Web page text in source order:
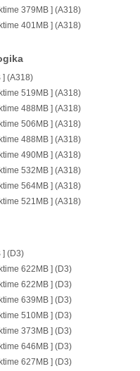
379MB ] (A318)
401MB ] (A318)
] (A318)
519MB ] (A318)
488MB ] (A318)
506MB ] (A318)
488MB ] (A318)
490MB ] (A318)
532MB ] (A318)
564MB ] (A318)
521MB ] (A318)
] (D3)
622MB ] (D3)
622MB ] (D3)
639MB ] (D3)
510MB ] (D3)
373MB ] (D3)
646MB ] (D3)
627MB ] (D3)